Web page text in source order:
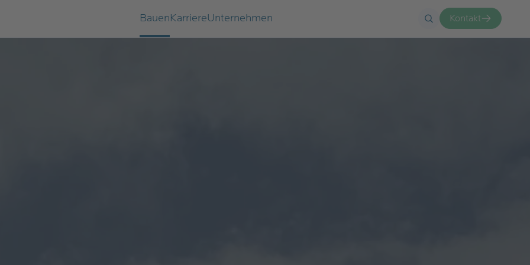
BauenKarriereUnternehmen Kontakt